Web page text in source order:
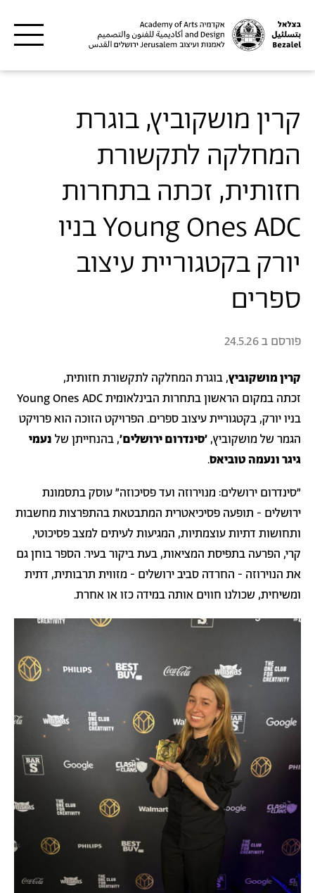
קרין מושקוביץ, בוגרת
המחלקה לתקשורת
חזותית, זכתה בתחרות
Young Ones ADC בניו
יורק בקטגוריית עיצוב
ספרים
פורסם ב24.5.26
קרין מושקוביץ, בוגרת המחלקה לתקשורת חזותית,
זכתה במקום הראשון בתחרות הבינלאומית Young Ones ADC
בניו יורק, בקטגוריית עיצוב ספרים. הפרויקט הזוכה הוא פרויקט
הגמר של מושקוביץ,׳סינדרום ירושלים׳, בהנחייתן של נעמי
גיגר ונעמה טוביאס.
״סינדרום ירושלים: מנוירוזה ועד פסיכוזה״ עוסק בתסמונת
ירושלים - תופעה פסיכיאטרית המתבטאת בהתפרצות מחשבות
ותחושות דתיות עוצמתיות, המגיעות לעיתים למצב פסיכוטי,
קרי, הפרעה בתפיסת המציאות, בעת ביקור בעיר. הספר בוחן גם
את הנוירוזה - החרדה סביב ירושלים - מזווית תרבותית, דתית
ומשיחית, שכולנו חווים אותה במידה כזו או אחרת.